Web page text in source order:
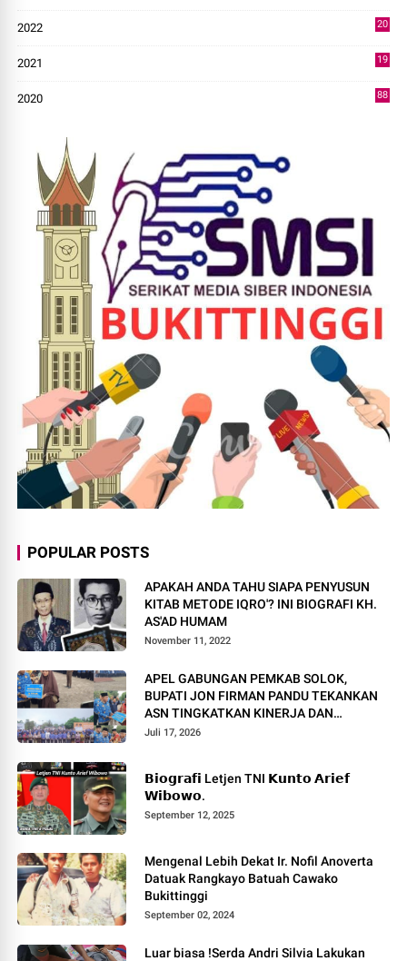
2022
20
2021
19
2020
88
POPULAR POSTS
APAKAH ANDA TAHU SIAPA PENYUSUN
KITAB METODE IQRO'? INI BIOGRAFI KH.
AS'AD HUMAM
November 11, 2022
APEL GABUNGAN PEMKAB SOLOK,
BUPATI JON FIRMAN PANDU TEKANKAN
ASN TINGKATKAN KINERJA DAN
PELAYANAN MASYARAKAT.
Juli 17, 2026
𝗕𝗶𝗼𝗴𝗿𝗮𝗳𝗶 Letjen TNI 𝗞𝘂𝗻𝘁𝗼 𝗔𝗿𝗶𝗲𝗳
𝗪𝗶𝗯𝗼𝘄𝗼.
September 12, 2025
Mengenal Lebih Dekat Ir. Nofil Anoverta
Datuak Rangkayo Batuah Cawako
Bukittinggi
September 02, 2024
Luar biasa !Serda Andri Silvia Lakukan